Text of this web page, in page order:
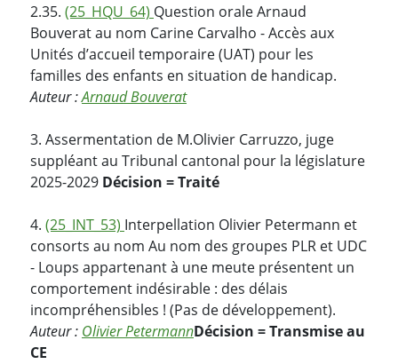
2.35. (25_HQU_64) Question orale Arnaud
Bouverat au nom Carine Carvalho - Accès aux
Unités d’accueil temporaire (UAT) pour les
familles des enfants en situation de handicap.
Auteur :Arnaud Bouverat
3. Assermentation de M.Olivier Carruzzo, juge
suppléant au Tribunal cantonal pour la législature
2025-2029 Décision = Traité
4. (25_INT_53) Interpellation Olivier Petermann et
consorts au nom Au nom des groupes PLR et UDC
- Loups appartenant à une meute présentent un
comportement indésirable : des délais
incompréhensibles ! (Pas de développement).
Auteur : Olivier PetermannDécision = Transmise au
CE